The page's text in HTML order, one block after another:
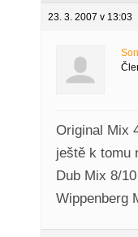
23. 3. 2007 v 13:03
Original Mix
ještě k tomu
Dub Mix 8/
Wippenberg